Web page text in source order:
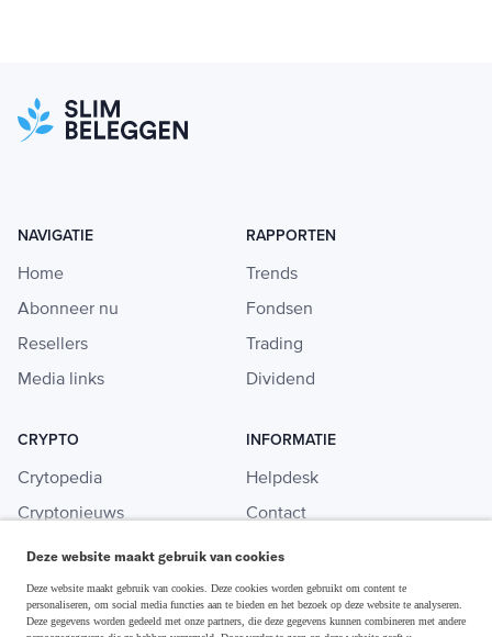
NAVIGATIE
Home
Abonneer nu
Resellers
Media links
RAPPORTEN
Trends
Fondsen
Trading
Dividend
CRYPTO
Crytopedia
Cryptonieuws
Crypto koopgids
Investeren in crypto
INFORMATIE
Helpdesk
Contact
Adverteren
Deze website maakt gebruik van cookies
Deze website maakt gebruik van cookies. Deze cookies worden gebruikt om content te
personaliseren, om social media functies aan te bieden en het bezoek op deze website te analyseren.
Deze gegevens worden gedeeld met onze partners, die deze gegevens kunnen combineren met andere